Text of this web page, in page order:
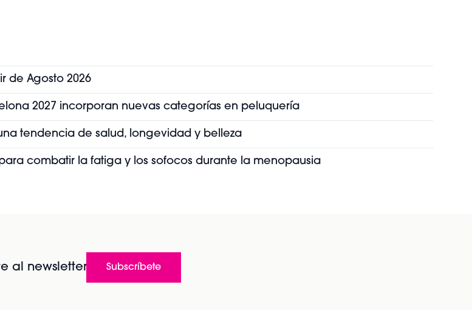
de Agosto 2026
2027 incorporan nuevas categorías en peluquería
tendencia de salud, longevidad y belleza
combatir la fatiga y los sofocos durante la menopausia
al newsletter Subscríbete